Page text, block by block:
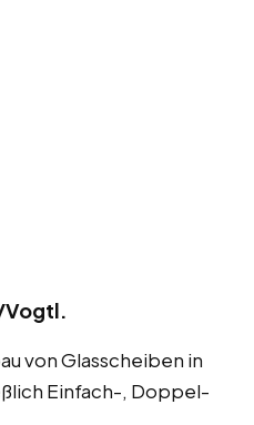
Vogtl.
von Glasscheiben in
Einfach-, Doppel-